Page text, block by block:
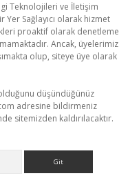
Teknolojileri ve İletişim
Yer Sağlayıcı olarak hizmet
proaktif olarak denetleme
Ancak, üyelerimiz
olup, siteye üye olarak
düşündüğünüz
adresine bildirmeniz
sitemizden kaldırılacaktır.